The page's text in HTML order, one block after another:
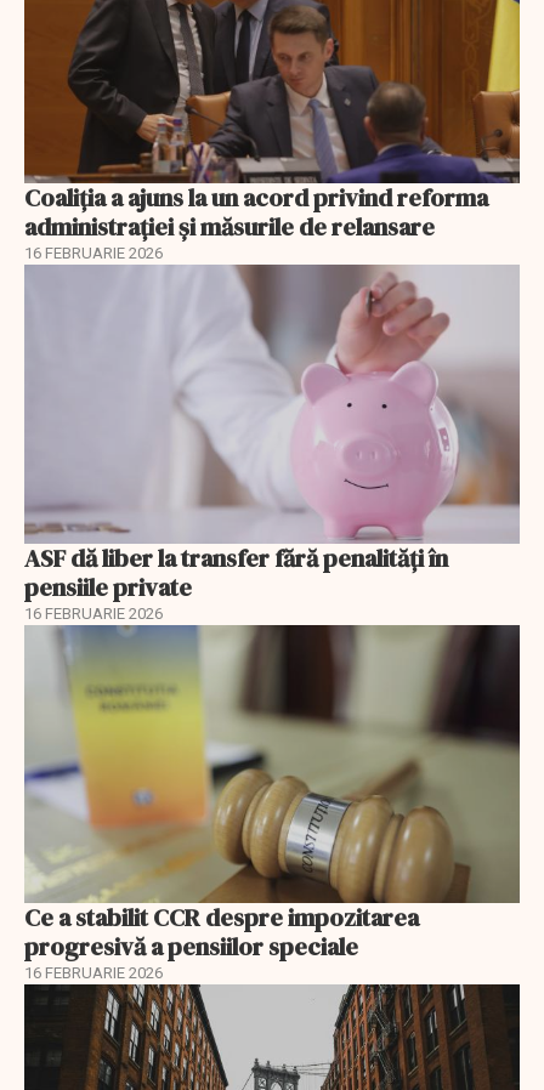
Coaliția a ajuns la un acord privind reforma
administrației și măsurile de relansare
16 FEBRUARIE 2026
ASF dă liber la transfer fără penalități în
pensiile private
16 FEBRUARIE 2026
Ce a stabilit CCR despre impozitarea
progresivă a pensiilor speciale
16 FEBRUARIE 2026